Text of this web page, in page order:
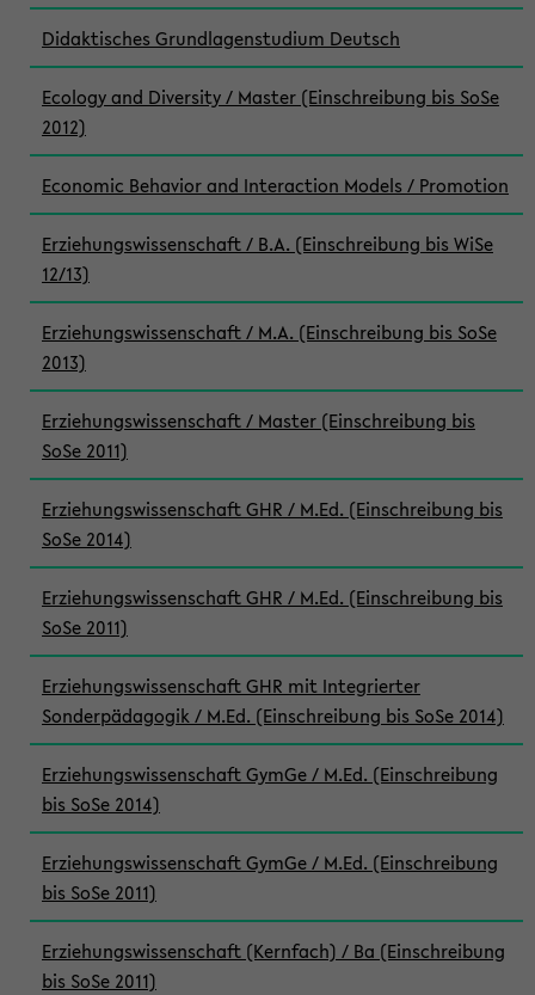
Didaktisches Grundlagenstudium Deutsch
Ecology and Diversity / Master (Einschreibung bis SoSe
2012)
Economic Behavior and Interaction Models / Promotion
Erziehungswissenschaft / B.A. (Einschreibung bis WiSe
12/13)
Erziehungswissenschaft / M.A. (Einschreibung bis SoSe
2013)
Erziehungswissenschaft / Master (Einschreibung bis
SoSe 2011)
Erziehungswissenschaft GHR / M.Ed. (Einschreibung bis
SoSe 2014)
Erziehungswissenschaft GHR / M.Ed. (Einschreibung bis
SoSe 2011)
Erziehungswissenschaft GHR mit Integrierter
Sonderpädagogik / M.Ed. (Einschreibung bis SoSe 2014)
Erziehungswissenschaft GymGe / M.Ed. (Einschreibung
bis SoSe 2014)
Erziehungswissenschaft GymGe / M.Ed. (Einschreibung
bis SoSe 2011)
Erziehungswissenschaft (Kernfach) / Ba (Einschreibung
bis SoSe 2011)